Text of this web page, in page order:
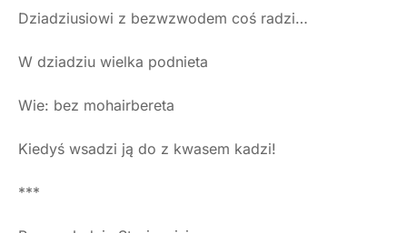
Dziadziusiowi z bezwzwodem coś radzi…
W dziadziu wielka podnieta
Wie: bez mohairbereta
Kiedyś wsadzi ją do z kwasem kadzi!
***